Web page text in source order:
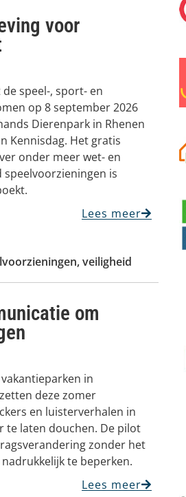
voor
speel-, sport- en
op 8 september 2026
Dierenpark in Rhenen
Kennisdag. Het gratis
onder meer wet- en
speelvoorzieningen is
Lees meer
,veiligheid
om
vakantieparken in
deze zomer
en luisterverhalen in
te laten douchen. De pilot
zonder het
te beperken.
Lees meer